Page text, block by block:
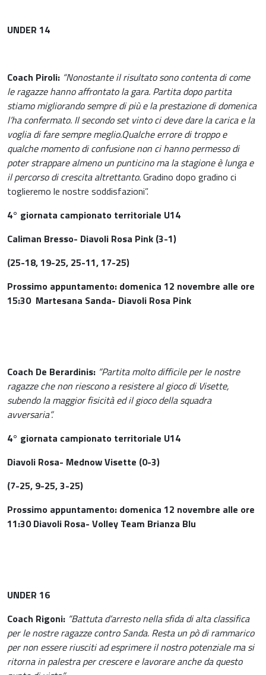
UNDER 14
Coach Piroli: “Nonostante il risultato sono contenta di come
le ragazze hanno affrontato la gara. Partita dopo partita
stiamo migliorando sempre di più e la prestazione di domenica
l’ha confermato. Il secondo set vinto ci deve dare la carica e la
voglia di fare sempre meglio.Qualche errore di troppo e
qualche momento di confusione non ci hanno permesso di
poter strappare almeno un punticino ma la stagione è lunga e
il percorso di crescita altrettanto.Gradino dopo gradino ci
toglieremo le nostre soddisfazioni”.
4° giornata campionato territoriale U14
Caliman Bresso- Diavoli Rosa Pink (3-1)
(25-18, 19-25, 25-11, 17-25)
Prossimo appuntamento: domenica 12 novembre alle ore
15:30 Martesana Sanda- Diavoli Rosa Pink
Coach De Berardinis: “Partita molto difficile per le nostre
ragazze che non riescono a resistere al gioco di Visette,
subendo la maggior fisicità ed il gioco della squadra
avversaria”.
4° giornata campionato territoriale U14
Diavoli Rosa- Mednow Visette (0-3)
(7-25, 9-25, 3-25)
Prossimo appuntamento: domenica 12 novembre alle ore
11:30 Diavoli Rosa- Volley Team Brianza Blu
UNDER 16
Coach Rigoni: “Battuta d’arresto nella sfida di alta classifica
per le nostre ragazze contro Sanda. Resta un pò di rammarico
per non essere riusciti ad esprimere il nostro potenziale ma si
ritorna in palestra per crescere e lavorare anche da questo